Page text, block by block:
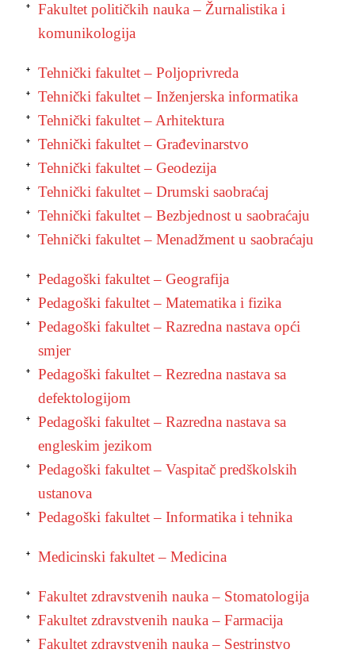
Fakultet političkih nauka – Žurnalistika i
komunikologija
Tehnički fakultet – Poljoprivreda
Tehnički fakultet – Inženjerska informatika
Tehnički fakultet – Arhitektura
Tehnički fakultet – Građevinarstvo
Tehnički fakultet – Geodezija
Tehnički fakultet – Drumski saobraćaj
Tehnički fakultet – Bezbjednost u saobraćaju
Tehnički fakultet – Menadžment u saobraćaju
Pedagoški fakultet – Geografija
Pedagoški fakultet – Matematika i fizika
Pedagoški fakultet – Razredna nastava opći
smjer
Pedagoški fakultet – Rezredna nastava sa
defektologijom
Pedagoški fakultet – Razredna nastava sa
engleskim jezikom
Pedagoški fakultet – Vaspitač predškolskih
ustanova
Pedagoški fakultet – Informatika i tehnika
Medicinski fakultet – Medicina
Fakultet zdravstvenih nauka – Stomatologija
Fakultet zdravstvenih nauka – Farmacija
Fakultet zdravstvenih nauka – Sestrinstvo